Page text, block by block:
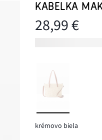
KABELKA
28,99 €
krémovo biela